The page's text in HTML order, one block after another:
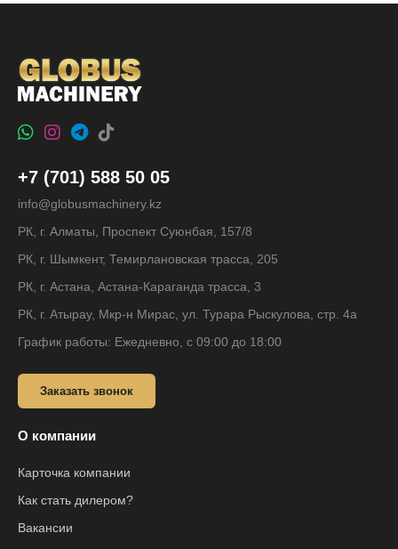
+7 (701) 588 50 05
info@globusmachinery.kz
РК, г. Алматы, Проспект Суюнбая, 157/8
РК, г. Шымкент, Темирлановская трасса, 205
РК, г. Астана, Астана-Караганда трасса, 3
РК, г. Атырау, Мкр-н Мирас, ул. Турара Рыскулова, стр. 4а
График работы: Ежедневно, с 09:00 до 18:00
Заказать звонок
О компании
Карточка компании
Как стать дилером?
Вакансии